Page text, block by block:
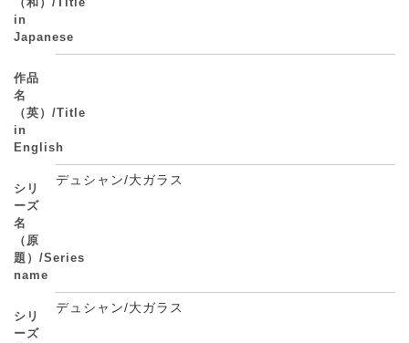
in
Japanese
作品
名
（英）/Title
in
English
シリ
ーズ
名
（原
題）/Series
name
デュシャン/大ガラス
シリ
ーズ
デュシャン/大ガラス